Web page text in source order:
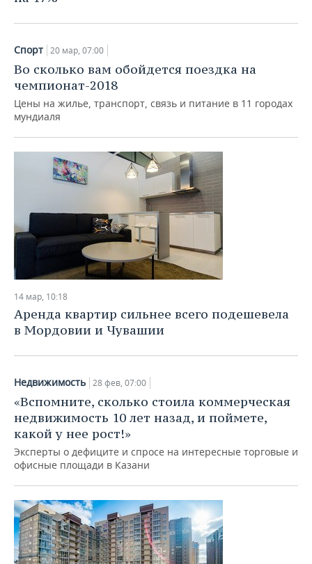
Спорт 20 мар, 07:00
Во сколько вам обойдется поездка на
чемпионат-2018
Цены на жилье, транспорт, связь и питание в 11 городах
мундиаля
14 мар, 10:18
Аренда квартир сильнее всего подешевела
в Мордовии и Чувашии
Недвижимость 28 фев, 07:00
«Вспомните, сколько стоила коммерческая
недвижимость 10 лет назад, и поймете,
какой у нее рост!»
Эксперты о дефиците и спросе на интересные торговые и
офисные площади в Казани